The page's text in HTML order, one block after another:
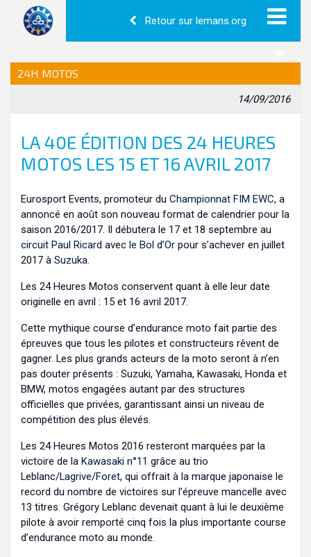
Retour sur lemans.org
24H MOTOS
14/09/2016
LA 40E ÉDITION DES 24 HEURES
MOTOS LES 15 ET 16 AVRIL 2017
Eurosport Events, promoteur du Championnat FIM EWC, a
annoncé en août son nouveau format de calendrier pour la
saison 2016/2017. Il débutera le 17 et 18 septembre au
circuit Paul Ricard avec le Bol d’Or pour s’achever en juillet
2017 à Suzuka.
Les 24 Heures Motos conservent quant à elle leur date
originelle en avril : 15 et 16 avril 2017.
Cette mythique course d’endurance moto fait partie des
épreuves que tous les pilotes et constructeurs rêvent de
gagner. Les plus grands acteurs de la moto seront à n’en
pas douter présents : Suzuki, Yamaha, Kawasaki, Honda et
BMW, motos engagées autant par des structures
officielles que privées, garantissant ainsi un niveau de
compétition des plus élevés.
Les 24 Heures Motos 2016 resteront marquées par la
victoire de la Kawasaki n°11 grâce au trio
Leblanc/Lagrive/Foret, qui offrait à la marque japonaise le
record du nombre de victoires sur l’épreuve mancelle avec
13 titres. Grégory Leblanc devenait quant à lui le deuxième
pilote à avoir remporté cinq fois la plus importante course
d’endurance moto au monde.